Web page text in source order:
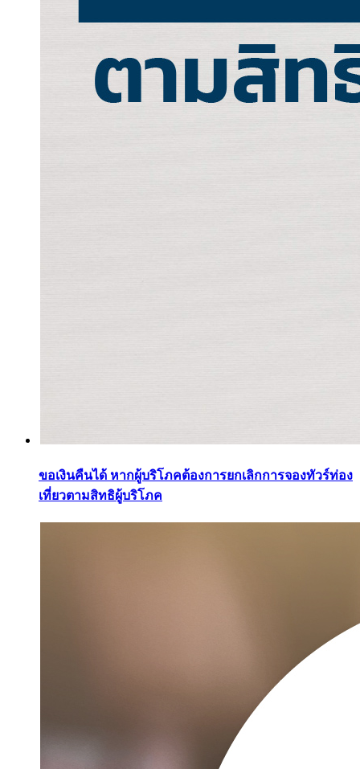
ขอเงินคืนได้ หากผู้บริโภคต้องการยกเลิกการจองทัวร์ท่อง
เที่ยวตามสิทธิผู้บริโภค